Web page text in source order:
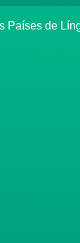
Países de